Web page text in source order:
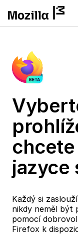
jazyce
Každý si
nikdy neměl být
pomocí
Firefox k